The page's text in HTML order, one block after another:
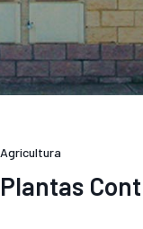
Agricultura
Plantas